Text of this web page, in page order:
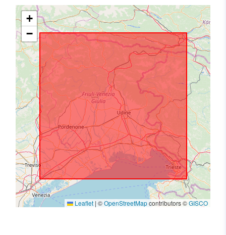
+
−
Leaflet |©OpenStreetMapcontributors ©GISCO